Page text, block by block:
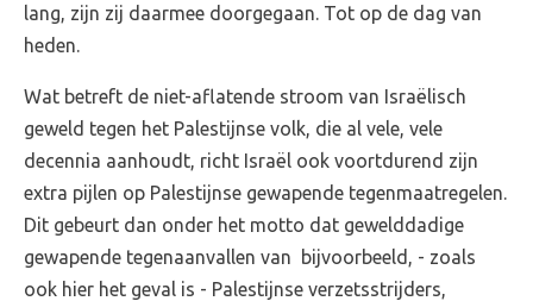
lang, zijn zij daarmee doorgegaan. Tot op de dag van
heden.
Wat betreft de niet-aflatende stroom van Israëlisch
geweld tegen het Palestijnse volk, die al vele, vele
decennia aanhoudt, richt Israël ook voortdurend zijn
extra pijlen op Palestijnse gewapende tegenmaatregelen.
Dit gebeurt dan onder het motto dat gewelddadige
gewapende tegenaanvallen van bijvoorbeeld, - zoals
ook hier het geval is - Palestijnse verzetsstrijders,